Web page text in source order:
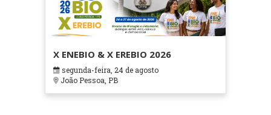
X ENEBIO & X EREBIO 2026
segunda-feira, 24 de agosto
João Pessoa, PB